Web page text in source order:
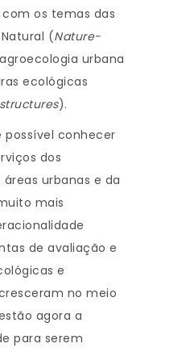
os temas das
(Nature-
urbana
ecológicas
).
possível conhecer
dos
urbanas e da
mais
de avaliação e
e
no meio
agora a
para serem